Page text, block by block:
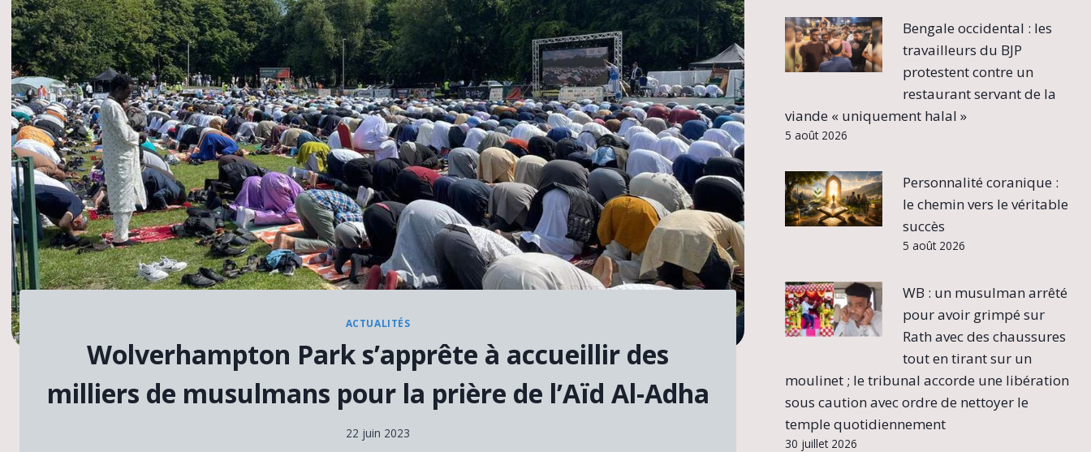
ACTUALITÉS
Wolverhampton Park s’apprête à accueillir des
milliers de musulmans pour la prière de l’Aïd Al-Adha
22 juin 2023
Bengale occidental : les
travailleurs du BJP
protestent contre un
restaurant servant de la
viande « uniquement halal »
5 août 2026
Personnalité coranique :
le chemin vers le véritable
succès
5 août 2026
WB : un musulman arrêté
pour avoir grimpé sur
Rath avec des chaussures
tout en tirant sur un
moulinet ; le tribunal accorde une libération
sous caution avec ordre de nettoyer le
temple quotidiennement
30 juillet 2026